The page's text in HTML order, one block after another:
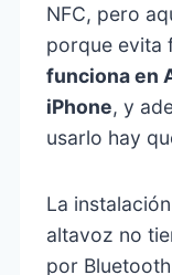
NFC, pero
porque evita
funciona en
iPhone, y
usarlo hay
La
altavoz no
por